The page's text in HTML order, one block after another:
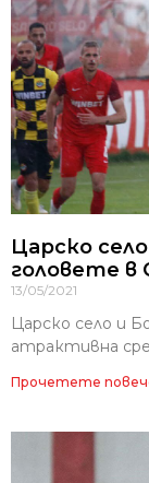
Царско
головете в
13/05/2021
Царско село и
атрактивна
Прочетете